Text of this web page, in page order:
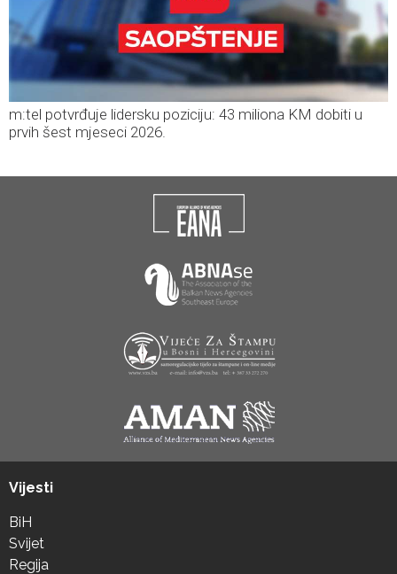
m:tel potvrđuje lidersku poziciju: 43 miliona KM dobiti u
prvih šest mjeseci 2026.
Vijesti
BiH
Svijet
Regija